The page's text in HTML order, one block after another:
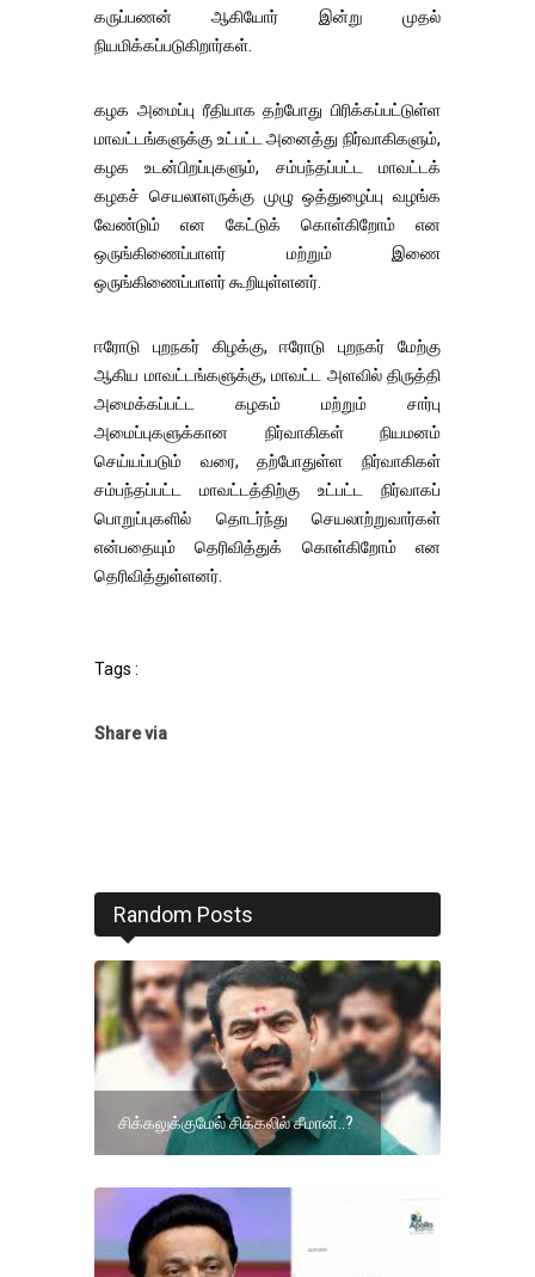
கருப்பணன் ஆகியோர் இன்று முதல்
நியமிக்கப்படுகிறார்கள்.
கழக அமைப்பு ரீதியாக தற்போது பிரிக்கப்பட்டுள்ள
மாவட்டங்களுக்கு உட்பட்ட அனைத்து நிர்வாகிகளும்,
கழக உடன்பிறப்புகளும், சம்பந்தப்பட்ட மாவட்டக்
கழகச் செயலாளருக்கு முழு ஒத்துழைப்பு வழங்க
வேண்டும் என கேட்டுக் கொள்கிறோம் என
ஒருங்கிணைப்பாளர் மற்றும் இணை
ஒருங்கிணைப்பாளர் கூறியுள்ளனர்.
ஈரோடு புறநகர் கிழக்கு, ஈரோடு புறநகர் மேற்கு
ஆகிய மாவட்டங்களுக்கு, மாவட்ட அளவில் திருத்தி
அமைக்கப்பட்ட கழகம் மற்றும் சார்பு
அமைப்புகளுக்கான நிர்வாகிகள் நியமனம்
செய்யப்படும் வரை, தற்போதுள்ள நிர்வாகிகள்
சம்பந்தப்பட்ட மாவட்டத்திற்கு உட்பட்ட நிர்வாகப்
பொறுப்புகளில் தொடர்ந்து செயலாற்றுவார்கள்
என்பதையும் தெரிவித்துக் கொள்கிறோம் என
தெரிவித்துள்ளனர்.
Tags :
Share via
Random Posts
சிக்கலுக்குமேல் சிக்கலில் சீமான்..?